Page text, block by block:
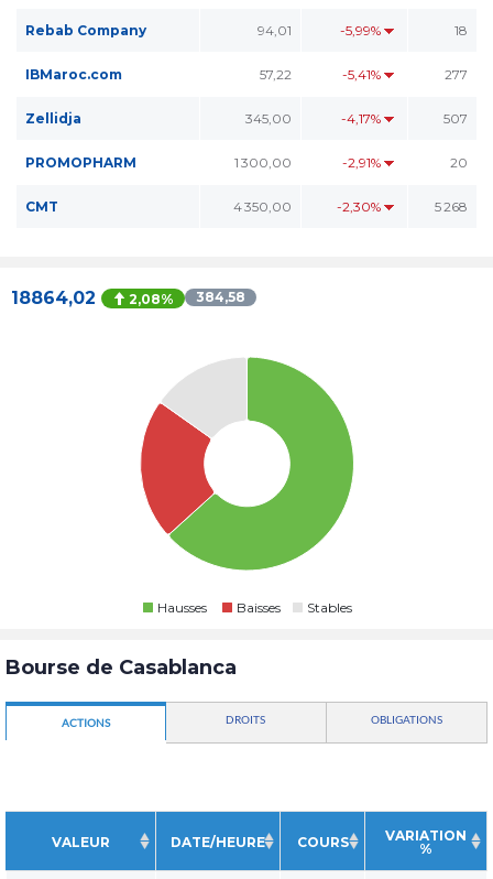
Rebab Company 94,01 -5,99% 18
IBMaroc.com 57,22 -5,41% 277
Zellidja 345,00 -4,17% 507
PROMOPHARM 1 300,00 -2,91% 20
CMT 4 350,00 -2,30% 5 268
18864,02 2,08% 384,58
Hausses Baisses Stables
Bourse de Casablanca
ACTIONS DROITS OBLIGATIONS
VALEUR DATE/HEURE COURS
VARIATION
%